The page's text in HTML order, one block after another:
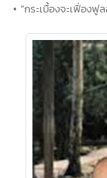
• "กระเบื้องจะเฟื่อง